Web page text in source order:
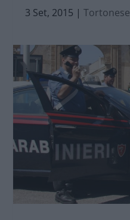
3 Set, 2015 |Tortonese